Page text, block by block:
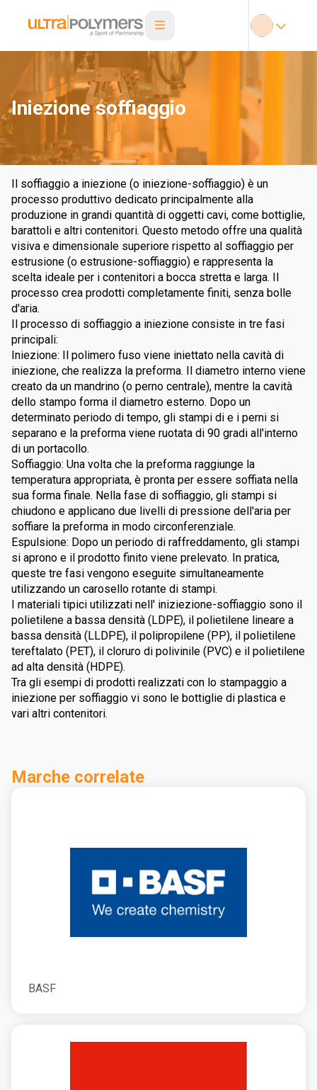
Iniezione soffiaggio
Il soffiaggio a iniezione (o iniezione-soffiaggio) è un
processo produttivo dedicato principalmente alla
produzione in grandi quantità di oggetti cavi, come bottiglie,
barattoli e altri contenitori. Questo metodo offre una qualità
visiva e dimensionale superiore rispetto al soffiaggio per
estrusione (o estrusione-soffiaggio) e rappresenta la
scelta ideale per i contenitori a bocca stretta e larga. Il
processo crea prodotti completamente finiti, senza bolle
d'aria.
Il processo di soffiaggio a iniezione consiste in tre fasi
principali:
Iniezione: Il polimero fuso viene iniettato nella cavità di
iniezione, che realizza la preforma. Il diametro interno viene
creato da un mandrino (o perno centrale), mentre la cavità
dello stampo forma il diametro esterno. Dopo un
determinato periodo di tempo, gli stampi di e i perni si
separano e la preforma viene ruotata di 90 gradi all'interno
di un portacollo.
Soffiaggio: Una volta che la preforma raggiunge la
temperatura appropriata, è pronta per essere soffiata nella
sua forma finale. Nella fase di soffiaggio, gli stampi si
chiudono e applicano due livelli di pressione dell'aria per
soffiare la preforma in modo circonferenziale.
Espulsione: Dopo un periodo di raffreddamento, gli stampi
si aprono e il prodotto finito viene prelevato. In pratica,
queste tre fasi vengono eseguite simultaneamente
utilizzando un carosello rotante di stampi.
I materiali tipici utilizzati nell' iniziezione-soffiaggio sono il
polietilene a bassa densità (LDPE), il polietilene lineare a
bassa densità (LLDPE), il polipropilene (PP), il polietilene
tereftalato (PET), il cloruro di polivinile (PVC) e il polietilene
ad alta densità (HDPE).
Tra gli esempi di prodotti realizzati con lo stampaggio a
iniezione per soffiaggio vi sono le bottiglie di plastica e
vari altri contenitori.
Marche correlate
BASF